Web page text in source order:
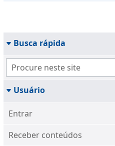
Busca rápida
Usuário
Entrar
Receber conteúdos